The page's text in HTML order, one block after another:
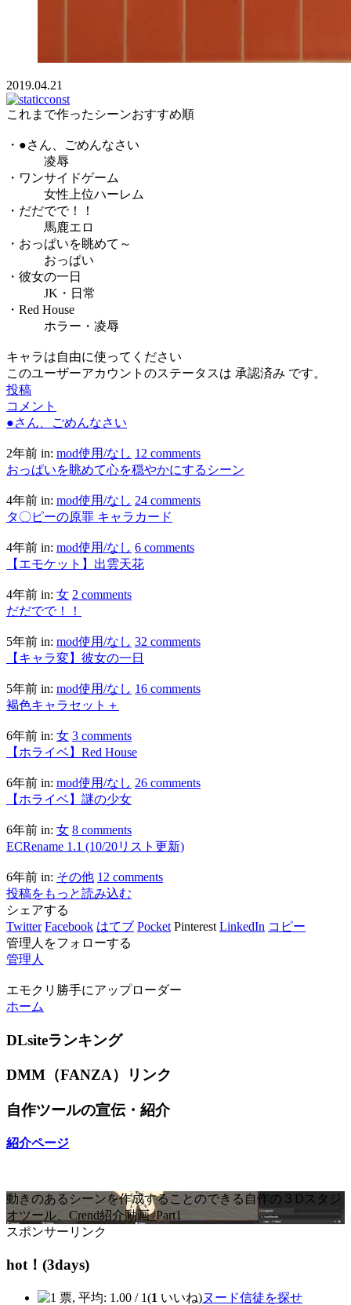
2019.04.21
これまで作ったシーンおすすめ順
・●さん、ごめんなさい
凌辱
・ワンサイドゲーム
女性上位ハーレム
・だだでで！！
馬鹿エロ
・おっぱいを眺めて～
おっぱい
・彼女の一日
JK・日常
・Red House
ホラー・凌辱
キャラは自由に使ってください
このユーザーアカウントのステータスは 承認済み です。
投稿
コメント
●さん、ごめんなさい
2年前 in: mod使用/なし 12 comments
おっぱいを眺めて心を穏やかにするシーン
4年前 in: mod使用/なし 24 comments
タ〇ピーの原罪 キャラカード
4年前 in: mod使用/なし 6 comments
【エモケット】出雲天花
4年前 in: 女 2 comments
だだでで！！
5年前 in: mod使用/なし 32 comments
【キャラ変】彼女の一日
5年前 in: mod使用/なし 16 comments
褐色キャラセット＋
6年前 in: 女 3 comments
【ホライベ】Red House
6年前 in: mod使用/なし 26 comments
【ホライベ】謎の少女
6年前 in: 女 8 comments
ECRename 1.1 (10/20リスト更新)
6年前 in: その他 12 comments
投稿をもっと読み込む
シェアする
Twitter Facebook はてブ Pocket Pinterest LinkedIn コピー
管理人をフォローする
管理人
エモクリ勝手にアップローダー
ホーム
DLsiteランキング
DMM（FANZA）リンク
自作ツールの宣伝・紹介
紹介ページ
動きのあるシーンを作成することのできる自作の３Dスタジ
オツール、Crend紹介動画_Part1
スポンサーリンク
hot！(3days)
(1 いいね)ヌード信徒を探せ